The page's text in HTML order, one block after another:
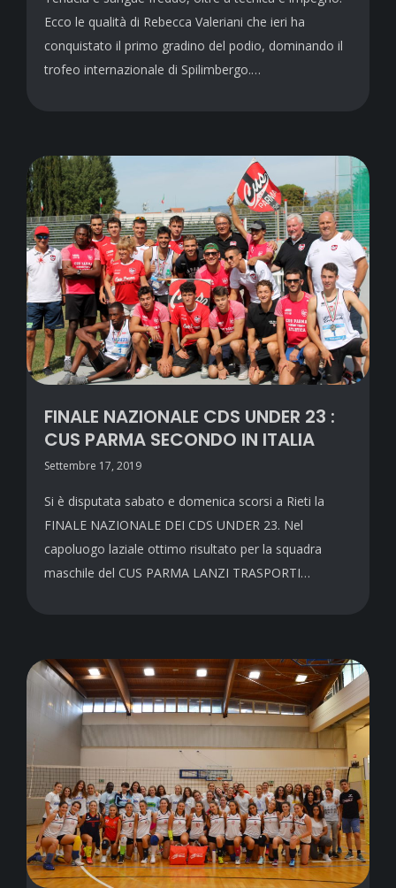
Ecco le qualità di Rebecca Valeriani che ieri ha
conquistato il primo gradino del podio, dominando il
trofeo internazionale di Spilimbergo.…
FINALE NAZIONALE CDS UNDER 23 :
CUS PARMA SECONDO IN ITALIA
Settembre 17, 2019
Si è disputata sabato e domenica scorsi a Rieti la
FINALE NAZIONALE DEI CDS UNDER 23. Nel
capoluogo laziale ottimo risultato per la squadra
maschile del CUS PARMA LANZI TRASPORTI…